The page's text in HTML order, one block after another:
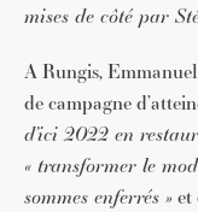
mises de côté par
A Rungis,
de campagne
d’ici 2022 en
« transformer le
sommes enferrés » et